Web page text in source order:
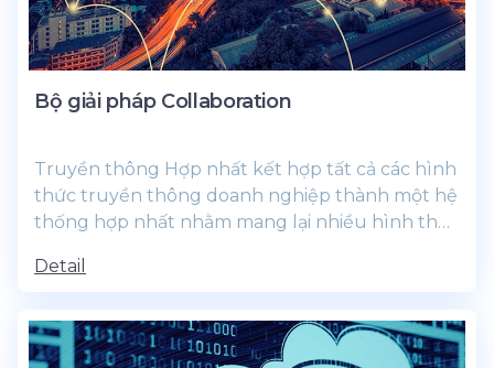
Bộ giải pháp Collaboration
Truyền thông Hợp nhất kết hợp tất cả các hình
thức truyền thông doanh nghiệp thành một hệ
thống hợp nhất nhằm mang lại nhiều hình thức
Detail